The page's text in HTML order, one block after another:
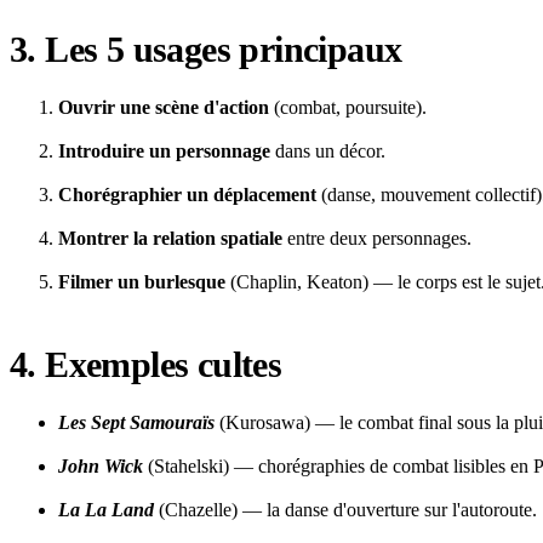
3. Les 5 usages principaux
Ouvrir une scène d'action (combat, poursuite).
Introduire un personnage dans un décor.
Chorégraphier un déplacement (danse, mouvement
Montrer la relation spatiale entre deux personnages.
Filmer un burlesque (Chaplin, Keaton) — le corps est le sujet.
4. Exemples cultes
Les Sept Samouraïs (Kurosawa) — le combat final sous la
John Wick (Stahelski) — chorégraphies de combat lisibles en
La La Land(Chazelle) — la danse d'ouverture sur l'autoroute.